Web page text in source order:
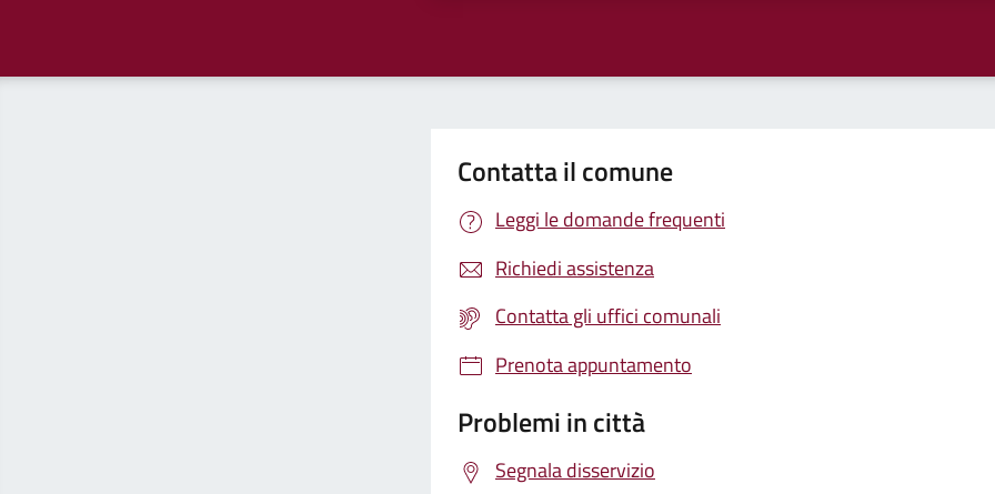
Contatta il comune
Leggi le domande frequenti
Richiedi assistenza
Contatta gli uffici comunali
Prenota appuntamento
Problemi in città
Segnala disservizio